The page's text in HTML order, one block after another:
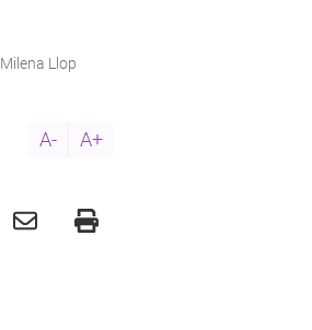
Milena Llop
A- A+